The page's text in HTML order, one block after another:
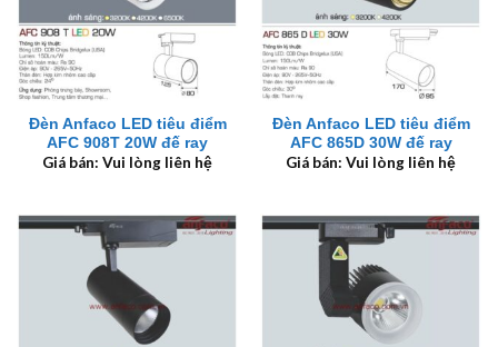
Đèn Anfaco LED tiêu điểm
AFC 908T 20W đế ray
Giá bán: Vui lòng liên hệ
Đèn Anfaco LED tiêu điểm
AFC 865D 30W đế ray
Giá bán: Vui lòng liên hệ